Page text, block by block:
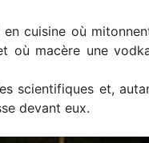
cuisine où
où macère une
scientifiques et,
devant eux.